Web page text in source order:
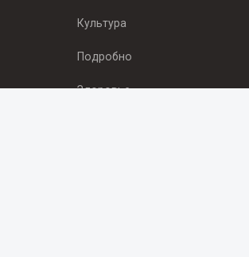
Культура
Подробно
Здоровье